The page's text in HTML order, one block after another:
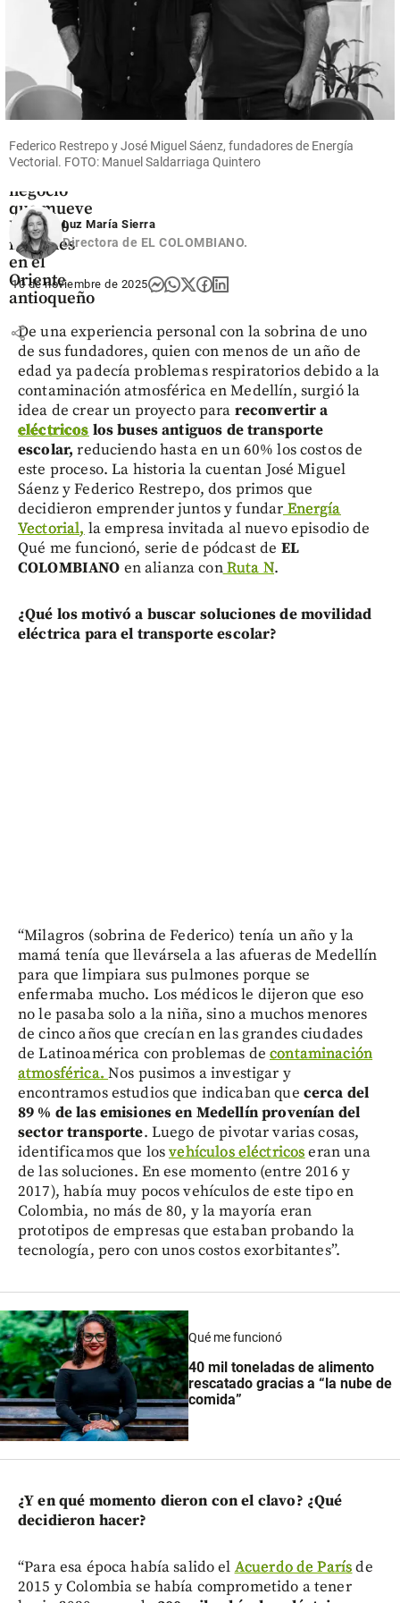
Oriente
Antioqueño
Flores que
cruzan el
cielo: así
es el
negocio
que mueve
US$ 380
millones
en el
Oriente
antioqueño
share
Federico Restrepo y José Miguel Sáenz, fundadores de Energía
Vectorial. FOTO: Manuel Saldarriaga Quintero
Luz María Sierra
Directora de EL COLOMBIANO.
10 de noviembre de 2025
De una experiencia personal con la sobrina de uno
de sus fundadores, quien con menos de un año de
edad ya padecía problemas respiratorios debido a la
contaminación atmosférica en Medellín, surgió la
idea de crear un proyecto para reconvertir a
eléctricos los buses antiguos de transporte
escolar, reduciendo hasta en un 60% los costos de
este proceso. La historia la cuentan José Miguel
Sáenz y Federico Restrepo, dos primos que
decidieron emprender juntos y fundar Energía
Vectorial, la empresa invitada al nuevo episodio de
Qué me funcionó, serie de pódcast de EL
COLOMBIANO en alianza conRuta N.
¿Qué los motivó a buscar soluciones de movilidad
eléctrica para el transporte escolar?
“Milagros (sobrina de Federico) tenía un año y la
mamá tenía que llevársela a las afueras de Medellín
para que limpiara sus pulmones porque se
enfermaba mucho. Los médicos le dijeron que eso
no le pasaba solo a la niña, sino a muchos menores
de cinco años que crecían en las grandes ciudades
de Latinoamérica con problemas decontaminación
atmosférica. Nos pusimos a investigar y
encontramos estudios que indicaban que cerca del
89 % de las emisiones en Medellín provenían del
sector transporte. Luego de pivotar varias cosas,
identificamos que losvehículos eléctricoseran una
de las soluciones. En ese momento (entre 2016 y
2017), había muy pocos vehículos de este tipo en
Colombia, no más de 80, y la mayoría eran
prototipos de empresas que estaban probando la
tecnología, pero con unos costos exorbitantes”.
Qué me funcionó
40 mil toneladas de alimento
rescatado gracias a “la nube de
comida”
¿Y en qué momento dieron con el clavo? ¿Qué
decidieron hacer?
“Para esa época había salido el Acuerdo de Parísde
2015 y Colombia se había comprometido a tener